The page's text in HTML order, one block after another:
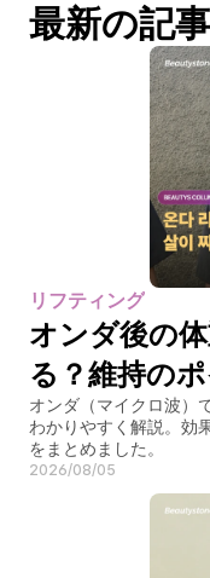
最新の記事
リフティング
オンダ後の
る？維持の
オンダ（マイクロ波）
わかりやすく解説。効
をまとめました。
2026/08/05